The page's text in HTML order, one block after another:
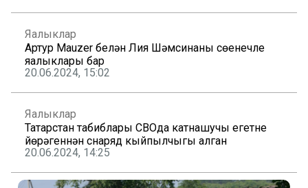
Яңалыклар
Артур Mauzer белән Лия Шәмсинаның сөенечле
яңалыклары бар
20.06.2024, 15:02
Яңалыклар
Татарстан табиблары СВОда катнашучы егетнең
йөрәгеннән снаряд кыйпылчыгы алган
20.06.2024, 14:25